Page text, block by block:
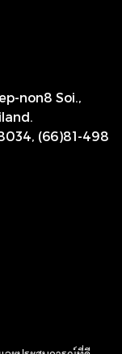
non8 Soi.,
, (66)81-498